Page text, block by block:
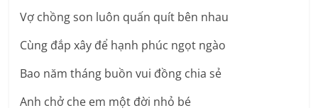
Vợ chồng son luôn quấn quít bên nhau
Cùng đắp xây để hạnh phúc ngọt ngào
Bao năm tháng buồn vui đồng chia sẻ
Anh chở che em một đời nhỏ bé